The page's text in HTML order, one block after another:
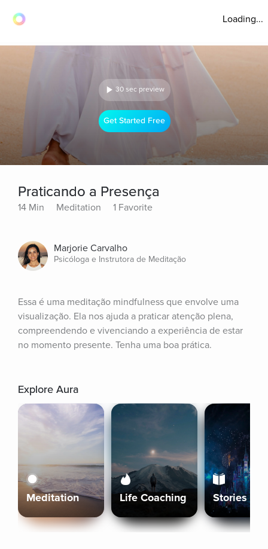
Loading...
30 sec preview
Get Started Free
Praticando a Presença
14 Min Meditation 1 Favorite
Marjorie Carvalho
Psicóloga e Instrutora de Meditação
Essa é uma meditação mindfulness que envolve uma
visualização. Ela nos ajuda a praticar atenção plena,
compreendendo e vivenciando a experiência de estar
no momento presente. Tenha uma boa prática.
Explore Aura
Meditation Life Coaching Stories